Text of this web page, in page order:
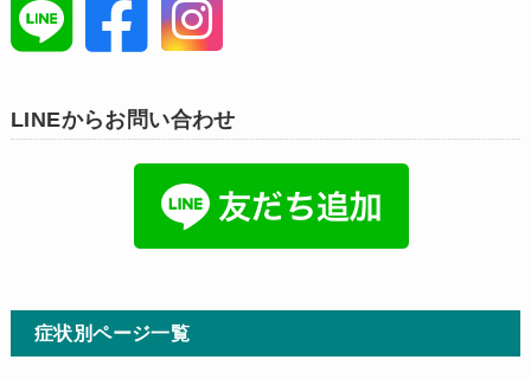
LINEからお問い合わせ
症状別ページ一覧